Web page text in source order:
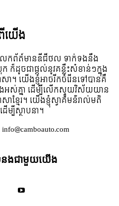
យើង
លែកព័ត៍មានឌីជីថល ទាក់ទងនឹង
ក៏ដូចជាផ្តល់នូវគន្លឹះសំខាន់ៗក្នុង
សា។ យើងខ្ញុំអាចរីកចំរើនទៅបានគឺ
អស់គ្នា ដើម្បីលើកស្ទួយវិស័យយាន
ាខ្មែរ។ យើងខ្ញុំស្វាគមន៌រាល់មតិ
បីស្ថាបនា។
info@camboauto.com
នងជាមួយយើង